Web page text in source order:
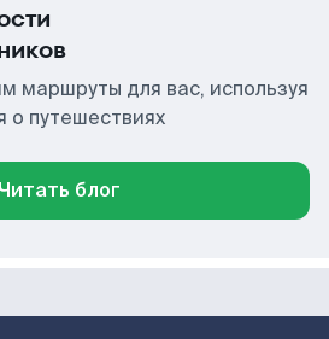
маршруты для вас, используя
о путешествиях
Читать блог